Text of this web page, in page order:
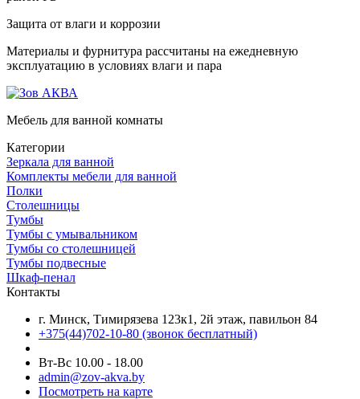
Защита от влаги и коррозии
Материалы и фурнитура рассчитаны на ежедневную
эксплуатацию в условиях влаги и пара
Мебель для ванной комнаты
Категории
Зеркала для ванной
Комплекты мебели для ванной
Полки
Столешницы
Тумбы
Тумбы с умывальником
Тумбы со столешницей
Тумбы подвесные
Шкаф-пенал
Контакты
г. Минск, Тимирязева 123к1, 2й этаж, павильон 84
+375(44)702-10-80 (звонок бесплатный)
Вт-Вс 10.00 - 18.00
admin@zov-akva.by
Посмотреть на карте